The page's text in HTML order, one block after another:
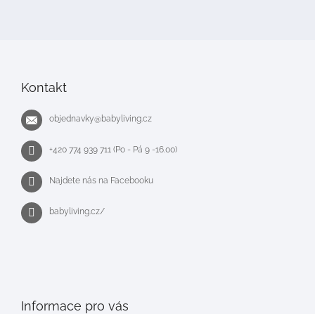
Kontakt
objednavky@babyliving.cz
+420 774 939 711 (Po - Pá 9 -16.00)
Najdete nás na Facebooku
babyliving.cz/
Informace pro vás